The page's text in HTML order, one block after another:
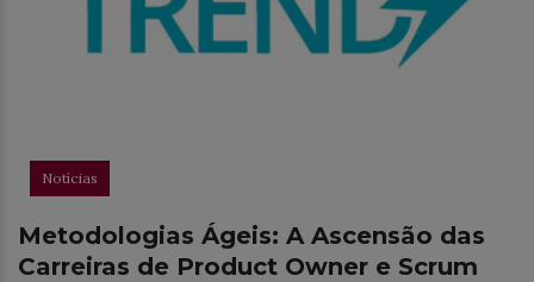
Notícias
Metodologias Ágeis: A Ascensão das
Carreiras de Product Owner e Scrum